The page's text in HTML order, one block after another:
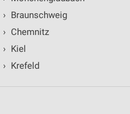
› Braunschweig
› Chemnitz
› Kiel
› Krefeld